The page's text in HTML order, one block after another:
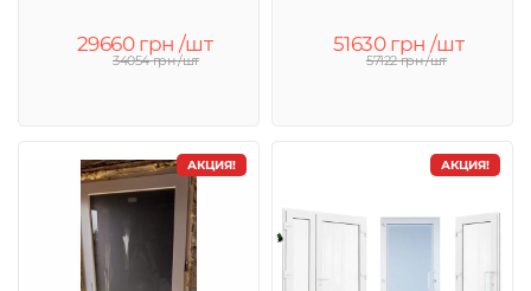
29660 грн /шт
34054 грн /шт
51630 грн /шт
57122 грн /шт
АКЦИЯ! АКЦИЯ!